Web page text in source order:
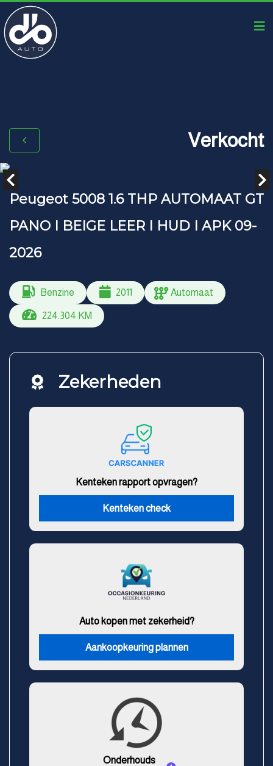
Verkocht
Peugeot 5008 1.6 THP AUTOMAAT GT
PANO I BEIGE LEER I HUD I APK 09-
2026
Benzine 2011 Automaat
224.304 KM
Zekerheden
Kenteken rapport opvragen?
Kenteken check
Auto kopen met zekerheid?
Aankoopkeuring plannen
Onderhouds